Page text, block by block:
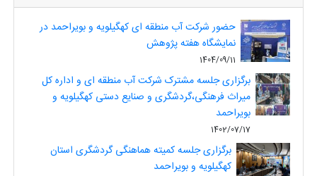
حضور شرکت آب منطقه ای کهگیلویه و بویراحمد در
نمایشگاه هفته پژوهش
1404/09/11
برگزاری جلسه مشترک شرکت آب منطقه ای و اداره کل
میراث فرهنگی،گردشگری و صنایع دستی کهگیلویه و
بویراحمد
1402/07/17
برگزاری جلسه کمیته هماهنگی گردشگری استان
کهگیلویه و بویراحمد